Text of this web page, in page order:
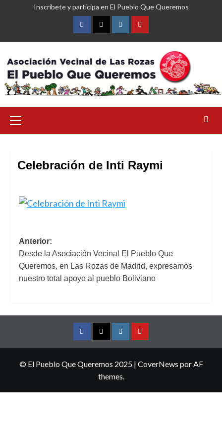
Inscríbete y participa en El Pueblo Que Queremos
FacebookTwitterInstagramYouTube
primario
Celebración de Inti Raymi
Navegación
de
entradas
Anterior:
Desde la Asociación Vecinal El Pueblo Que
Queremos, en Las Rozas de Madrid, expresamos
nuestro total apoyo al pueblo Boliviano
FacebookTwitterInstagramYouTube
© El Pueblo Que Queremos 2025 | CoverNews por AF
themes.